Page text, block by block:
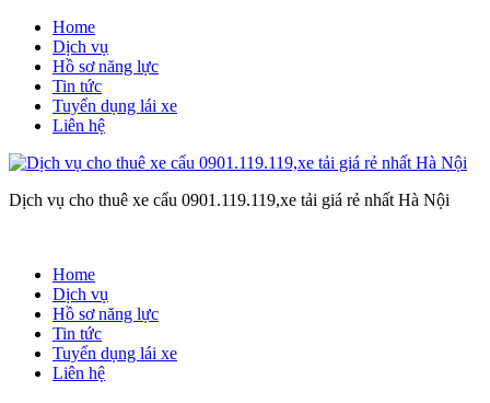
Home
Dịch vụ
Hồ sơ năng lực
Tin tức
Tuyển dụng lái xe
Liên hệ
Dịch vụ cho thuê xe cẩu 0901.119.119,xe tải giá rẻ nhất Hà Nội
Home
Dịch vụ
Hồ sơ năng lực
Tin tức
Tuyển dụng lái xe
Liên hệ